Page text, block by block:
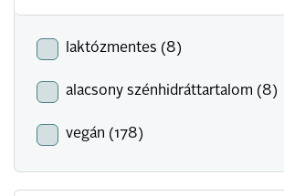
laktózmentes (8)
alacsony szénhidráttartalom (8)
vegán (178)